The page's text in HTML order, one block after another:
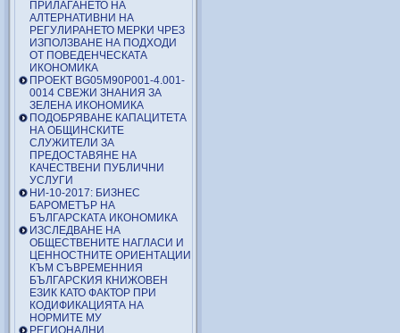
ПРИЛАГАНЕТО НА
АЛТЕРНАТИВНИ НА
РЕГУЛИРАНЕТО МЕРКИ ЧРЕЗ
ИЗПОЛЗВАНЕ НА ПОДХОДИ
ОТ ПОВЕДЕНЧЕСКАТА
ИКОНОМИКА
ПРОЕКТ BG05M90P001-4.001-
0014 СВЕЖИ ЗНАНИЯ ЗА
ЗЕЛЕНА ИКОНОМИКА
ПОДОБРЯВАНЕ КАПАЦИТЕТА
НА ОБЩИНСКИТЕ
СЛУЖИТЕЛИ ЗА
ПРЕДОСТАВЯНЕ НА
КАЧЕСТВЕНИ ПУБЛИЧНИ
УСЛУГИ
НИ-10-2017: БИЗНЕС
БАРОМЕТЪР НА
БЪЛГАРСКАТА ИКОНОМИКА
ИЗСЛЕДВАНЕ НА
ОБЩЕСТВЕНИТЕ НАГЛАСИ И
ЦЕННОСТНИТЕ ОРИЕНТАЦИИ
КЪМ СЪВРЕМЕННИЯ
БЪЛГАРСКИЯ КНИЖОВЕН
ЕЗИК КАТО ФАКТОР ПРИ
КОДИФИКАЦИЯТА НА
НОРМИТЕ МУ
РЕГИОНАЛНИ